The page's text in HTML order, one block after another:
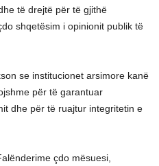
të drejtë për të gjithë
shqetësim i opinionit publik të
se institucionet arsimore kanë
për të garantuar
dhe për të ruajtur integritetin e
çdo mësuesi,